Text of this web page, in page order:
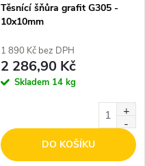
Těsnící šňůra grafit G305 -
10x10mm
1 890 Kč bez DPH
2 286,90 Kč
Skladem 14 kg
DO KOŠÍKU